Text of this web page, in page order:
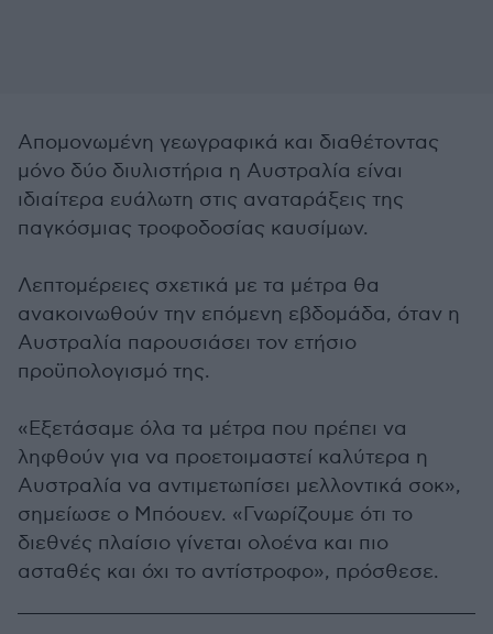
Απομονωμένη γεωγραφικά και διαθέτοντας
μόνο δύο διυλιστήρια η Αυστραλία είναι
ιδιαίτερα ευάλωτη στις αναταράξεις της
παγκόσμιας τροφοδοσίας καυσίμων.
Λεπτομέρειες σχετικά με τα μέτρα θα
ανακοινωθούν την επόμενη εβδομάδα, όταν η
Αυστραλία παρουσιάσει τον ετήσιο
προϋπολογισμό της.
«Εξετάσαμε όλα τα μέτρα που πρέπει να
ληφθούν για να προετοιμαστεί καλύτερα η
Αυστραλία να αντιμετωπίσει μελλοντικά σοκ»,
σημείωσε ο Μπόουεν. «Γνωρίζουμε ότι το
διεθνές πλαίσιο γίνεται ολοένα και πιο
ασταθές και όχι το αντίστροφο», πρόσθεσε.